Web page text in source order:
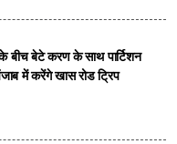
बीच बेटे करण के साथ पार्टिशन
में करेंगे खास रोड ट्रिप